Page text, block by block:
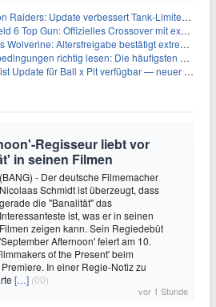
Update verbessert Tank-Limiter und behebt Bugs
Gun: Offizielles Crossover mit exklusiven Inhalten angekündigt
Altersfreigabe bestätigt extreme Gewalt und düstere Szenen
richtig lesen: Die häufigsten Stolperfallen
für Ball x Pit verfügbar — neuer Content auf allen Plattformen
Regisseur liebt vor
in seinen Filmen
(BANG) - Der deutsche Filmemacher
Nicolaas Schmidt ist überzeugt, dass
gerade die "Banalität" das
Interessanteste ist, was er in seinen
Filmen zeigen kann. Sein Regiedebüt
'September Afternoon' feiert am 10.
of the Present' beim
In einer Regie-Notiz zu
[…] (00)
vor 1 Stunde